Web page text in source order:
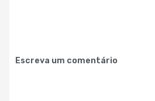
Escreva um comentário